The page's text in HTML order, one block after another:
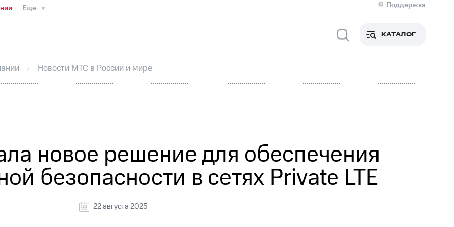
Еще
Поддержка
Медиа-центр
ИнтервьюФинансовая отчетностьКонтактыНовости в регионе
секретарьРаскрытие информации
кабинет акционераАкционерный капиталКонтроль и аудитРынок акций
КАТАЛОГ
Новости МТС в России и мире
новое решение для обеспечения
безопасности в сетях Private LTE
22 августа 2025